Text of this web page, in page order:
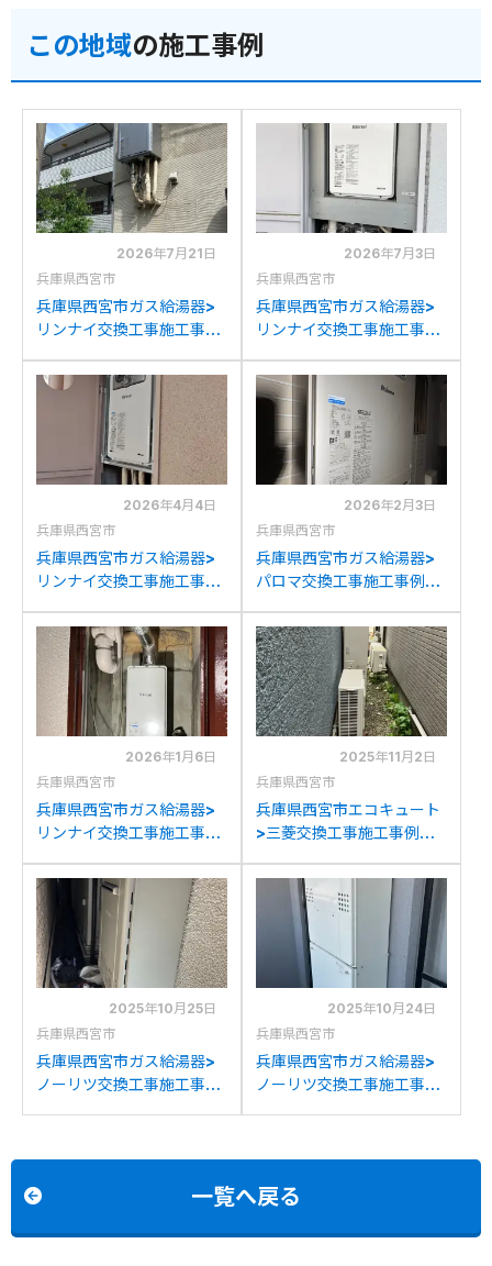
への交換
交換
この地域の施工事例
2026年7月21日
兵庫県西宮市
兵庫県西宮市ガス給湯器>
リンナイ交換工事施工事
2414WKA-Kからリンナイ
RUF-K2406SAW(A)への
2026年7月3日
兵庫県西宮市
兵庫県西宮市ガス給湯器>
リンナイ交換工事施工事
からリンナイRUJ-
A1610T-L(A)-RLへの交換
2026年4月4日
兵庫県西宮市
兵庫県西宮市ガス給湯器>
リンナイ交換工事施工事
2000AT-1からリンナイ
RUJ-A2010T(A)への交換
2026年2月3日
兵庫県西宮市
兵庫県西宮市ガス給湯器>
パロマ交換工事施工事例：
からパロマFH-
E2022SAWLへの交換
2026年1月6日
兵庫県西宮市
兵庫県西宮市ガス給湯器>
リンナイ交換工事施工事
からリンナイRUX-
SA1616U-E(A)への交換
2025年11月2日
兵庫県西宮市
兵庫県西宮市エコキュート
>三菱交換工事施工事例：
HPT37WUZ5から三菱
SRT-S376UZへの交換
2025年10月25日
兵庫県西宮市
兵庫県西宮市ガス給湯器>
ノーリツ交換工事施工事
2025年10月24日
兵庫県西宮市
兵庫県西宮市ガス給湯器>
ノーリツ交換工事施工事
一覧へ戻る